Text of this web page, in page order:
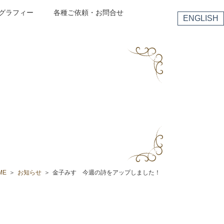
ラフィー 各種ご依頼・お問合せ
ENGLISH
お知らせ 金子みすゞ今週の詩をアップしました！